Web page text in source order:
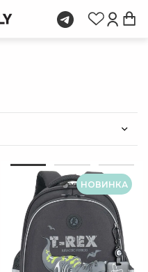
НОВИНКА